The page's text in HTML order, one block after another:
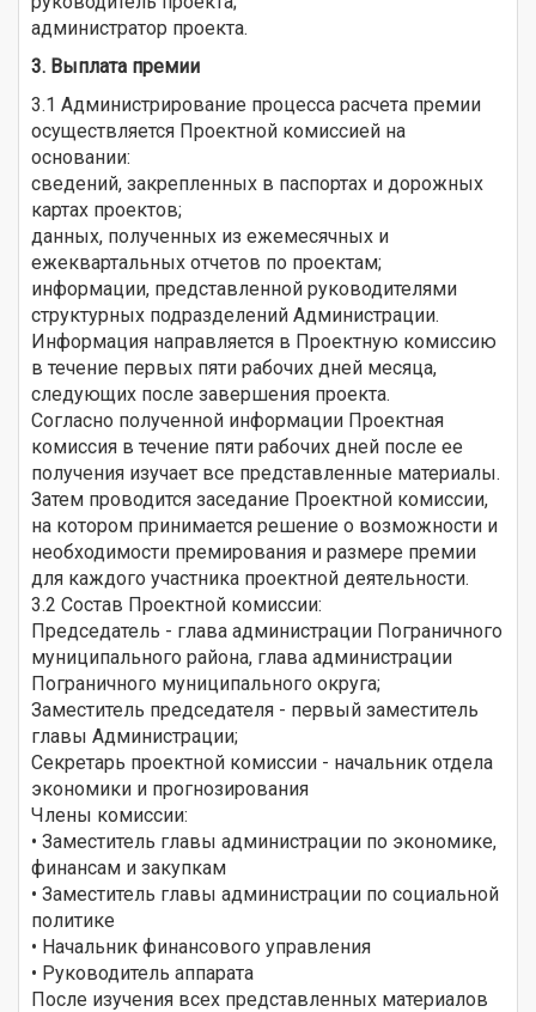
администратор проекта.
3. Выплата премии
3.1 Администрирование процесса расчета премии
осуществляется Проектной комиссией на
основании:
сведений, закрепленных в паспортах и дорожных
картах проектов;
данных, полученных из ежемесячных и
ежеквартальных отчетов по проектам;
информации, представленной руководителями
структурных подразделений Администрации.
Информация направляется в Проектную комиссию
в течение первых пяти рабочих дней месяца,
следующих после завершения проекта.
Согласно полученной информации Проектная
комиссия в течение пяти рабочих дней после ее
получения изучает все представленные материалы.
Затем проводится заседание Проектной комиссии,
на котором принимается решение о возможности и
необходимости премирования и размере премии
для каждого участника проектной деятельности.
3.2 Состав Проектной комиссии:
Председатель - глава администрации Пограничного
муниципального района, глава администрации
Пограничного муниципального округа;
Заместитель председателя - первый заместитель
главы Администрации;
Секретарь проектной комиссии - начальник отдела
экономики и прогнозирования
Члены комиссии:
• Заместитель главы администрации по экономике,
финансам и закупкам
• Заместитель главы администрации по социальной
политике
• Начальник финансового управления
• Руководитель аппарата
После изучения всех представленных материалов